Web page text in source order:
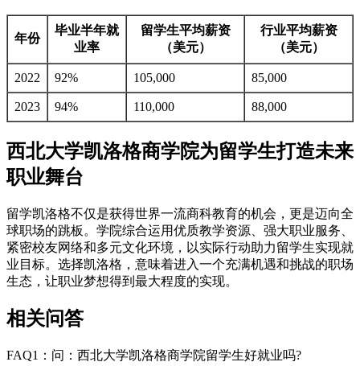
年份
毕业半年就
业率
留学生平均薪资
（美元）
行业平均薪资
（美元）
2022 92% 105,000 85,000
2023 94% 110,000 88,000
西北大学凯洛格商学院为留学生打造未来
职业舞台
留学凯洛格不仅是获得世界一流商科教育的机会，更是迈向全
球职场的跳板。学院综合运用优质教学资源、强大职业服务、
紧密校友网络和多元文化环境，以实际行动助力留学生实现就
业目标。选择凯洛格，意味着进入一个充满机遇和挑战的职场
生态，让职业梦想得到最大程度的实现。
相关问答
FAQ1：问：西北大学凯洛格商学院留学生好就业吗?